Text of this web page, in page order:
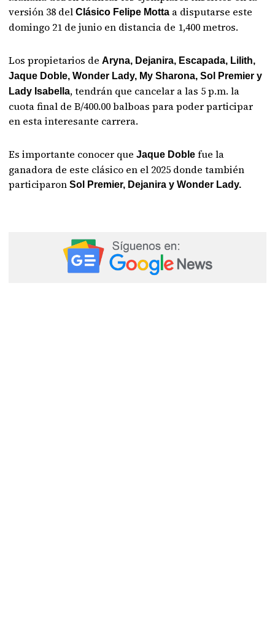
versión 38 delClásico Felipe Motta a disputarse este
domingo 21 de junio en distancia de 1,400 metros.
Los propietarios deAryna, Dejanira, Escapada, Lilith,
Jaque Doble, Wonder Lady, My Sharona, Sol Premier y
Lady Isabella, tendrán que cancelar a las 5 p.m. la
cuota final de B/400.00 balboas para poder participar
en esta interesante carrera.
Es importante conocer queJaque Doble fue la
ganadora de este clásico en el 2025 donde también
participaron Sol Premier, Dejanira y Wonder Lady.